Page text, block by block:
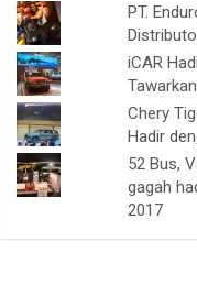
PT.
iCAR
Chery
Hadir
52 Bus,
gagah
2017